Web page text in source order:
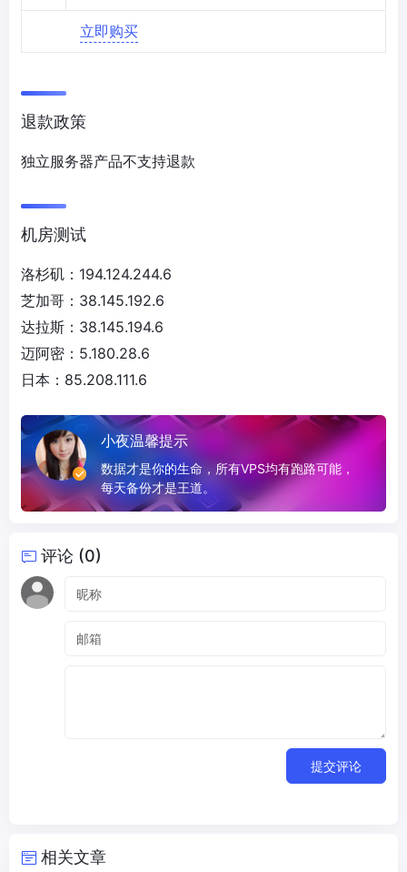
立即购买
退款政策
独立服务器产品不支持退款
机房测试
洛杉矶：194.124.244.6
芝加哥：38.145.192.6
达拉斯：38.145.194.6
迈阿密：5.180.28.6
日本：85.208.111.6
小夜温馨提示
数据才是你的生命，所有VPS均有跑路可能，
每天备份才是王道。
评论 (0)
提交评论
相关文章